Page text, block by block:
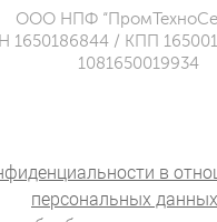
ООО НПФ
1650186844 / КПП
1081650019934
в
персональных данных